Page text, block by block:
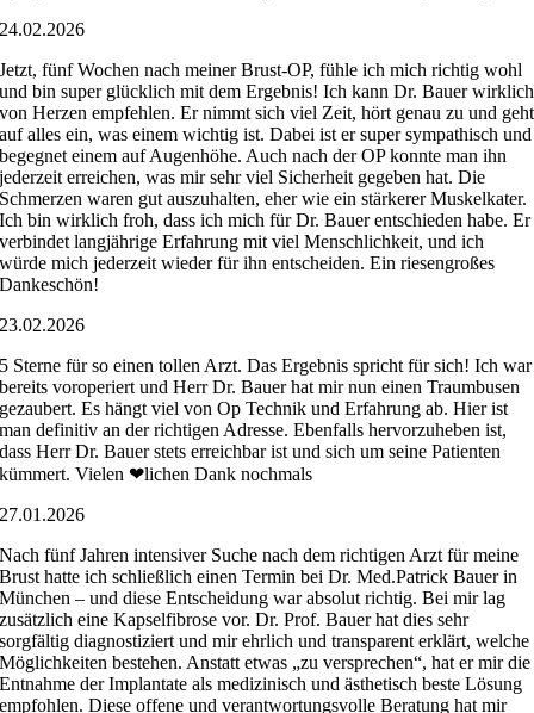
24.02.2026
Jetzt, fünf Wochen nach meiner Brust-OP, fühle ich mich richtig wohl
und bin super glücklich mit dem Ergebnis! Ich kann Dr. Bauer wirklich
von Herzen empfehlen. Er nimmt sich viel Zeit, hört genau zu und geht
auf alles ein, was einem wichtig ist. Dabei ist er super sympathisch und
begegnet einem auf Augenhöhe. Auch nach der OP konnte man ihn
jederzeit erreichen, was mir sehr viel Sicherheit gegeben hat. Die
Schmerzen waren gut auszuhalten, eher wie ein stärkerer Muskelkater.
Ich bin wirklich froh, dass ich mich für Dr. Bauer entschieden habe. Er
verbindet langjährige Erfahrung mit viel Menschlichkeit, und ich
würde mich jederzeit wieder für ihn entscheiden. Ein riesengroßes
Dankeschön!
23.02.2026
5 Sterne für so einen tollen Arzt. Das Ergebnis spricht für sich! Ich war
bereits voroperiert und Herr Dr. Bauer hat mir nun einen Traumbusen
gezaubert. Es hängt viel von Op Technik und Erfahrung ab. Hier ist
man definitiv an der richtigen Adresse. Ebenfalls hervorzuheben ist,
dass Herr Dr. Bauer stets erreichbar ist und sich um seine Patienten
kümmert. Vielen ❤lichen Dank nochmals
27.01.2026
Nach fünf Jahren intensiver Suche nach dem richtigen Arzt für meine
Brust hatte ich schließlich einen Termin bei Dr. Med.Patrick Bauer in
München – und diese Entscheidung war absolut richtig. Bei mir lag
zusätzlich eine Kapselfibrose vor. Dr. Prof. Bauer hat dies sehr
sorgfältig diagnostiziert und mir ehrlich und transparent erklärt, welche
Möglichkeiten bestehen. Anstatt etwas „zu versprechen“, hat er mir die
Entnahme der Implantate als medizinisch und ästhetisch beste Lösung
empfohlen. Diese offene und verantwortungsvolle Beratung hat mir